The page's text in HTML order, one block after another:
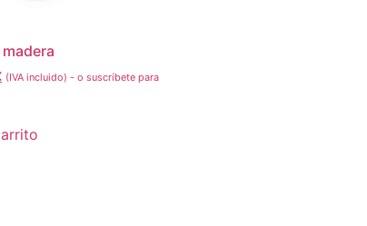
(IVA incluido) - o suscríbete para